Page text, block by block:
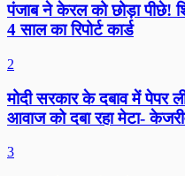
पंजाब ने केरल को छोड़ा पीछे!
4 साल का रिपोर्ट कार्ड
2
मोदी सरकार के दबाव में
आवाज को दबा रहा मेटा-
3